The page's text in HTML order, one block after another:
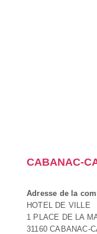
CABANAC-
Adresse de la
HOTEL DE VILLE
1 PLACE DE LA
31160 CABANAC-